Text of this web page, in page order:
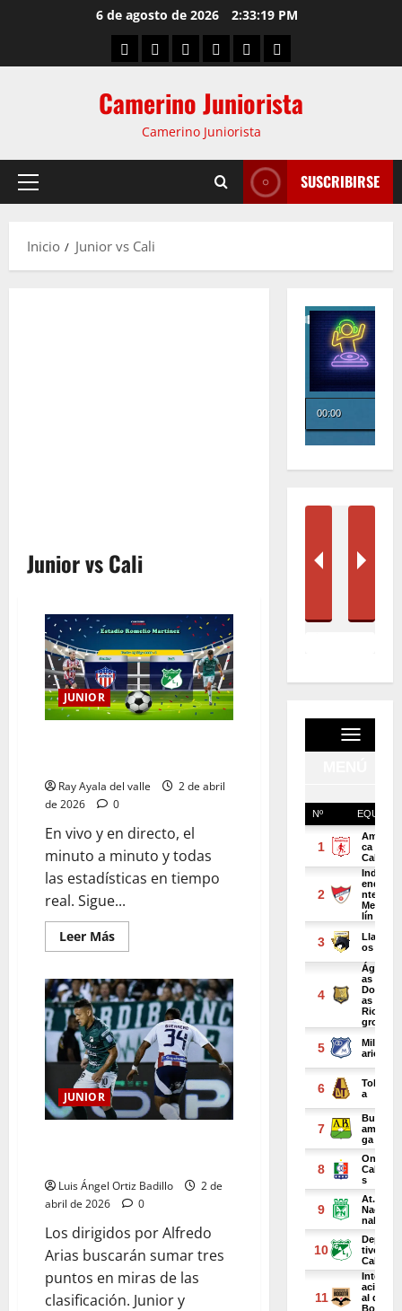
6 de agosto de 2026 2:33:20 PM
Camerino Juniorista
Camerino Juniorista
SUSCRIBIRSE
Inicio Junior vs Cali
Junior vs Cali
JUNIOR
Ray Ayala del valle
2 de abril
de 2026
0
En vivo y en directo, el
minuto a minuto y todas
las estadísticas en tiempo
real. Sigue...
Leer Más
JUNIOR
Luis Ángel Ortiz Badillo
2 de
abril de 2026
0
Los dirigidos por Alfredo
Arias buscarán sumar tres
puntos en miras de las
clasificación. Junior y